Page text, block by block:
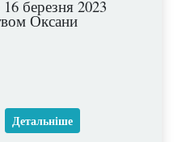
16 березня 2023
Оксани
Детальніше